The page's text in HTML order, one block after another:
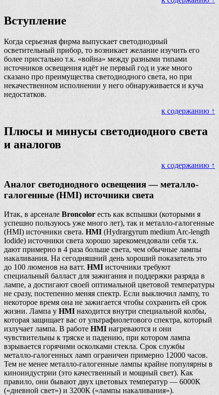
Вступление
Когда серьезная фирма выпускает светодиодный
осветительный прибор, то возникает желание изучить его
более пристально т.к. «война» между разными типами
источников освещения идёт не первый год и уже много
сказано про преимущества светодиодного света, но при
некачественном исполнении у него обнаруживается и куча
недостатков.
к содержанию ↑
Плюсы и минусы светодиодного света
и аналогов
к содержанию ↑
Аналог светодиодного освещения — металло-
галогенные (HMI) источники света
Итак, в арсенале Broncolor есть как вспышки (которыми я
успешно пользуюсь уже много лет), так и металло-галогенные
(HMI) источники света. HMI (Hydrargyrum medium Arc-length
Iodide) источники света хорошо зарекомендовали себя т.к.
дают примерно в 4 раза больше света, чем обычные лампы
накаливания. На сегодняшний день хороший показатель это
до 100 люменов на ватт. HMI источники требуют
специальный балласт для зажигания и поддержки разряда в
лампе, а достигают своей оптимальной цветовой температуры
не сразу, постепенно меняя спектр. Если выключил лампу, то
некоторое время она не зажигается чтобы сохранить ей срок
жизни. Лампа у HMI находится внутри специальной колбы,
которая защищает вас от ультрафиолетового спектра, который
излучает лампа. В работе HMI нагреваются и они
чувствительны к тряске и падению, при котором лампа
взрывается горячими осколками стекла. Срок службы
металло-галогенных ламп ограничен примерно 12000 часов.
Тем не менее металло-галогенные лампы крайне популярны в
киноиндустрии (это качественный и мощный свет). Как
правило, они бывают двух цветовых температур — 6000К
(«дневной свет») и 3200К («лампы накаливания»).